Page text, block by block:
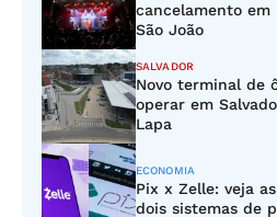
cancelamento em
São João
SALVADOR
Novo terminal de
operar em
Lapa
ECONOMIA
Pix x Zelle: veja
dois sistemas de